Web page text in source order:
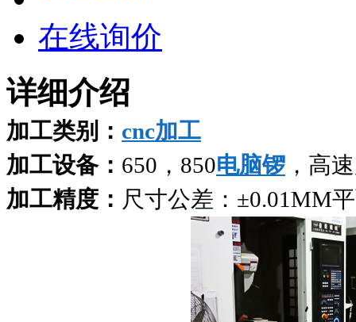
在线询价
详细介绍
加工类别： cnc加工
加工设备： 650，850电脑锣 ，高
加工精度： 尺寸公差：±0.01MM